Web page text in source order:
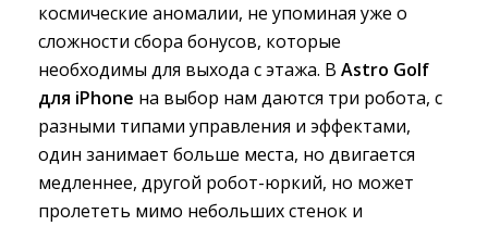
космические аномалии, не упоминая уже о
сложности сбора бонусов, которые
необходимы для выхода с этажа. В Astro Golf
для iPhone на выбор нам даются три робота, с
разными типами управления и эффектами,
один занимает больше места, но двигается
медленнее, другой робот-юркий, но может
пролететь мимо небольших стенок и